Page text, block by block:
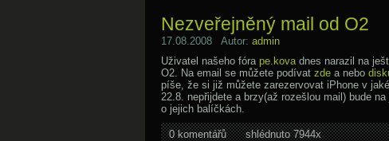
Nezveřejněný mail od O2
17.08.2008 Autor: admin
Uživatel našeho fóra pe.kovadnes narazil na
O2. Na email se můžete podívat zde a nebo
píše, že si již můžete zarezervovat iPhone v
22.8. nepřijdete a brzy(až rozešlou mail) bude
o jejich balíčkách.
0 komentářů shlédnuto 7944x